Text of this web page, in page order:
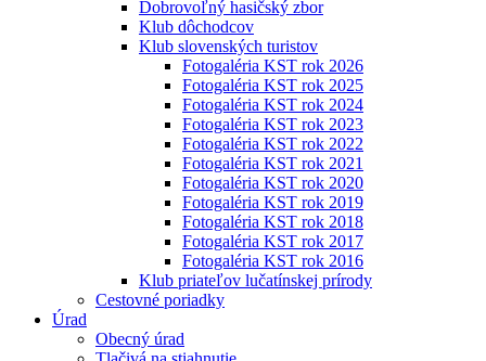
Dobrovoľný hasičský zbor
Klub dôchodcov
Klub slovenských turistov
Fotogaléria KST rok 2026
Fotogaléria KST rok 2025
Fotogaléria KST rok 2024
Fotogaléria KST rok 2023
Fotogaléria KST rok 2022
Fotogaléria KST rok 2021
Fotogaléria KST rok 2020
Fotogaléria KST rok 2019
Fotogaléria KST rok 2018
Fotogaléria KST rok 2017
Fotogaléria KST rok 2016
Klub priateľov lučatínskej prírody
Cestovné poriadky
Úrad
Obecný úrad